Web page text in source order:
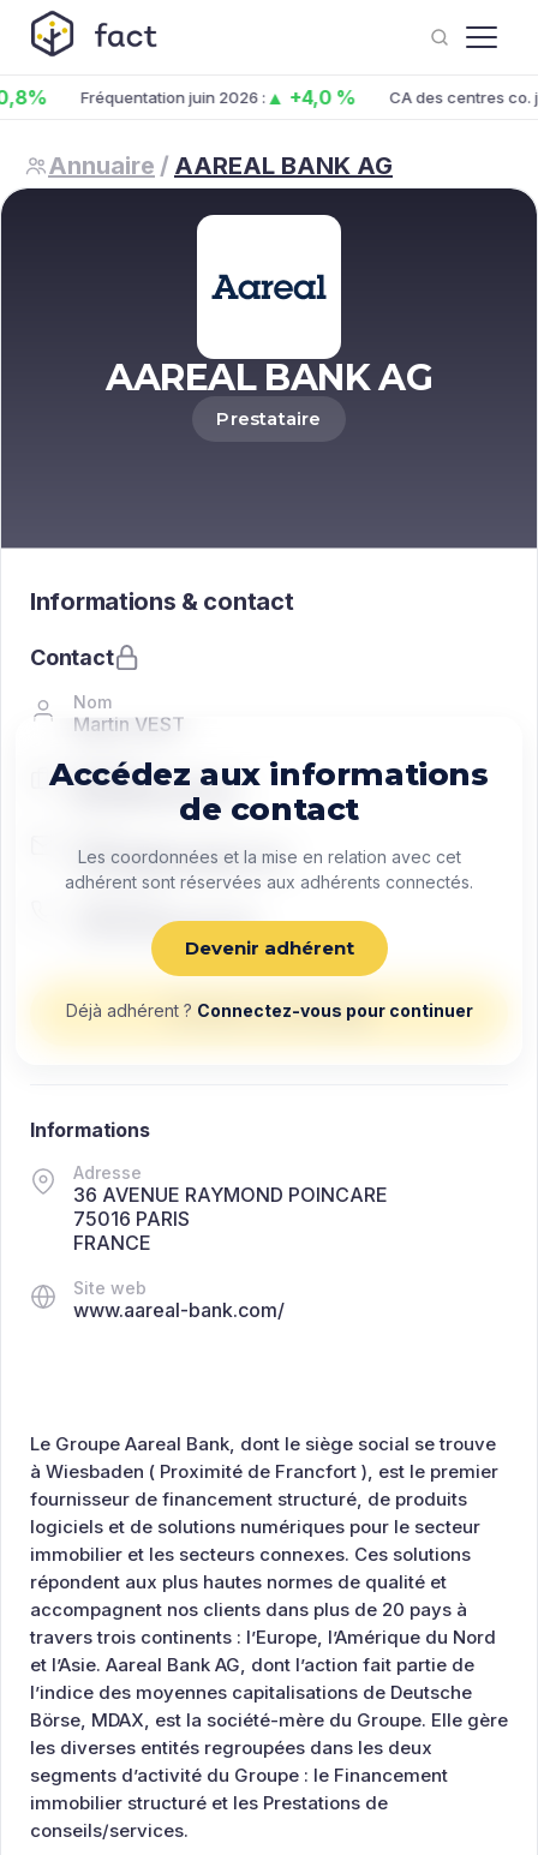
Fréquentation juin 2026 :▲ +4,0 % CA des centres co.
Annuaire / AAREAL BANK AG
AAREAL BANK AG
Prestataire
Le Groupe Aareal Bank, dont le siège social se trouve
à Wiesbaden ( Proximité de Francfort ), est le premier
fournisseur de financement structuré, de produits
logiciels et de solutions numériques pour le secteur
immobilier et les secteurs connexes. Ces solutions
répondent aux plus hautes normes de qualité et
accompagnent nos clients dans plus de 20 pays à
travers trois continents : l’Europe, l’Amérique du Nord
et l’Asie. Aareal Bank AG, dont l’action fait partie de
l’indice des moyennes capitalisations de Deutsche
Börse, MDAX, est la société-mère du Groupe. Elle gère
les diverses entités regroupées dans les deux
segments d’activité du Groupe : le Financement
immobilier structuré et les Prestations de
conseils/services.
Informations & contact
Contact
Nom
Martin VEST
Fonction
Managing director
contact@exemple.com
+33 0 00 00 00 00
Envoyer un message
Accédez aux informations
de contact
Les coordonnées et la mise en relation avec cet
adhérent sont réservées aux adhérents connectés.
Devenir adhérent
Déjà adhérent ? Connectez-vous pour continuer
Informations
Adresse
36 AVENUE RAYMOND POINCARE
75016 PARIS
FRANCE
Site web
www.aareal-bank.com/